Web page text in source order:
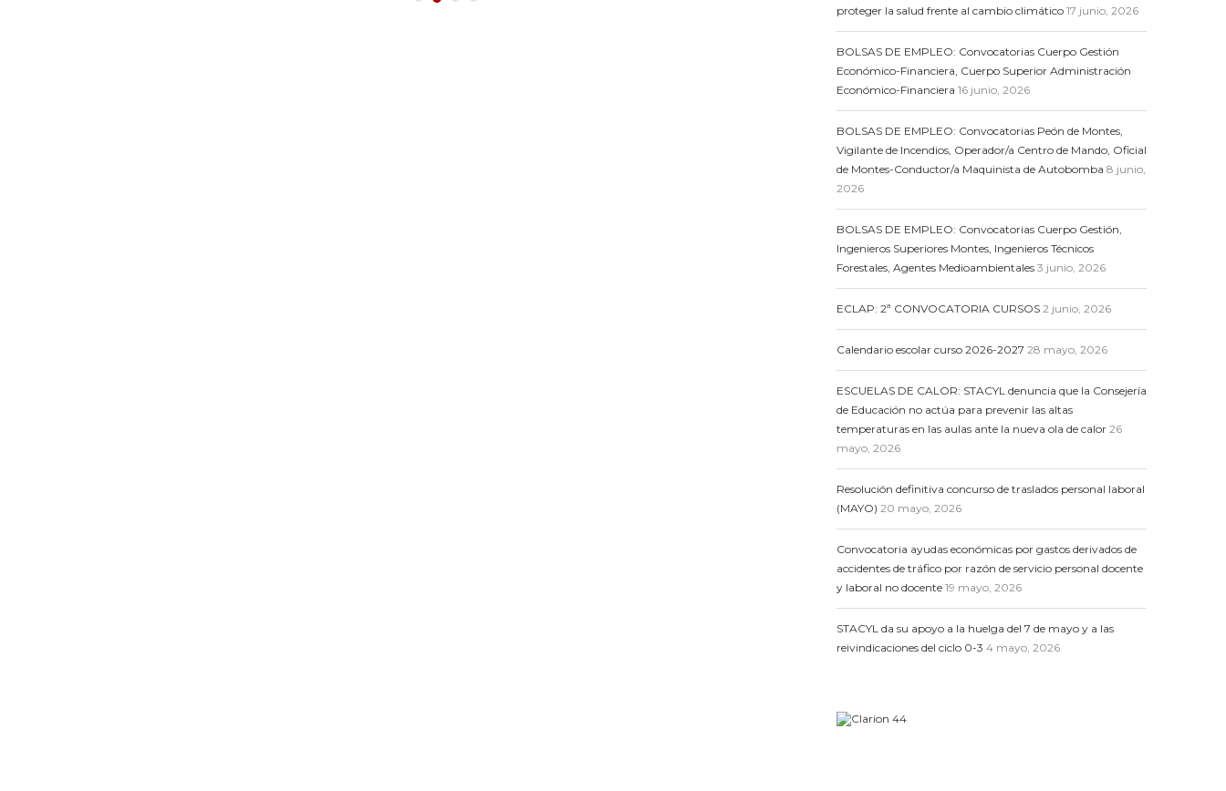
proteger la salud frente al cambio climático 17 junio, 2026
BOLSAS DE EMPLEO: Convocatorias Cuerpo Gestión
Económico-Financiera, Cuerpo Superior Administración
Económico-Financiera 16 junio, 2026
BOLSAS DE EMPLEO: Convocatorias Peón de Montes,
Vigilante de Incendios, Operador/a Centro de Mando, Oficial
de Montes-Conductor/a Maquinista de Autobomba 8 junio,
2026
BOLSAS DE EMPLEO: Convocatorias Cuerpo Gestión,
Ingenieros Superiores Montes, Ingenieros Técnicos
Forestales, Agentes Medioambientales 3 junio, 2026
ECLAP: 2ª CONVOCATORIA CURSOS 2 junio, 2026
Calendario escolar curso 2026-2027 28 mayo, 2026
ESCUELAS DE CALOR: STACYL denuncia que la Consejería
de Educación no actúa para prevenir las altas
temperaturas en las aulas ante la nueva ola de calor 26
mayo, 2026
Resolución definitiva concurso de traslados personal laboral
(MAYO) 20 mayo, 2026
Convocatoria ayudas económicas por gastos derivados de
accidentes de tráfico por razón de servicio personal docente
y laboral no docente 19 mayo, 2026
STACYL da su apoyo a la huelga del 7 de mayo y a las
reivindicaciones del ciclo 0-3 4 mayo, 2026